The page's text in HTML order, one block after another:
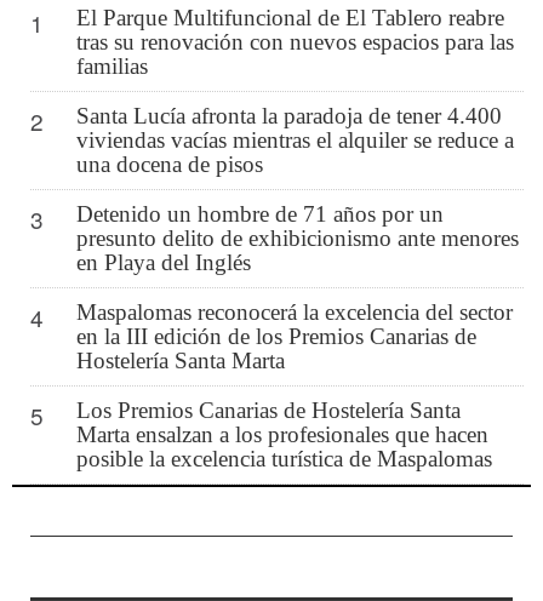
1
El Parque Multifuncional de El Tablero reabre
tras su renovación con nuevos espacios para las
familias
2
Santa Lucía afronta la paradoja de tener 4.400
viviendas vacías mientras el alquiler se reduce a
una docena de pisos
3
Detenido un hombre de 71 años por un
presunto delito de exhibicionismo ante menores
en Playa del Inglés
4
Maspalomas reconocerá la excelencia del sector
en la III edición de los Premios Canarias de
Hostelería Santa Marta
5
Los Premios Canarias de Hostelería Santa
Marta ensalzan a los profesionales que hacen
posible la excelencia turística de Maspalomas